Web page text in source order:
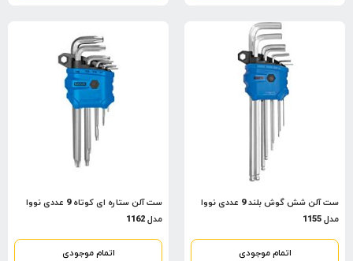
ست آلن شش گوش بلند 9 عددی نووا
مدل 1155
اتمام موجودی
ست آلن ستاره ای کوتاه 9 عددی نووا
مدل 1162
اتمام موجودی